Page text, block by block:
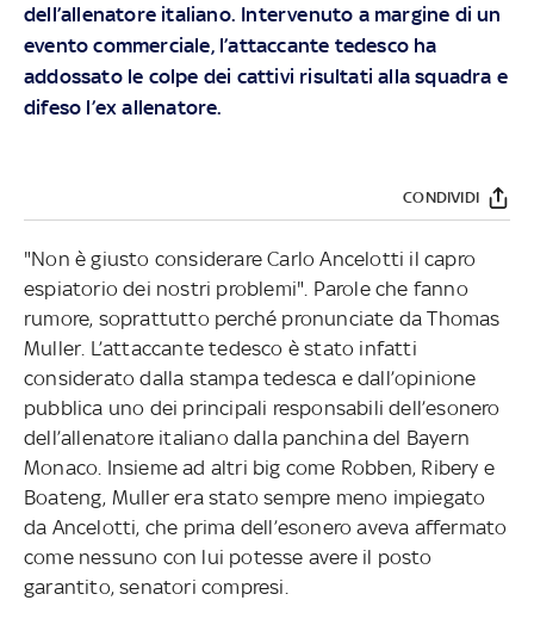
dell’allenatore italiano. Intervenuto a margine di un
evento commerciale, l’attaccante tedesco ha
addossato le colpe dei cattivi risultati alla squadra e
difeso l’ex allenatore.
CONDIVIDI
"Non è giusto considerare Carlo Ancelotti il capro
espiatorio dei nostri problemi". Parole che fanno
rumore, soprattutto perché pronunciate da Thomas
Muller. L’attaccante tedesco è stato infatti
considerato dalla stampa tedesca e dall’opinione
pubblica uno dei principali responsabili dell’esonero
dell’allenatore italiano dalla panchina del Bayern
Monaco. Insieme ad altri big come Robben, Ribery e
Boateng, Muller era stato sempre meno impiegato
da Ancelotti, che prima dell’esonero aveva affermato
come nessuno con lui potesse avere il posto
garantito, senatori compresi.